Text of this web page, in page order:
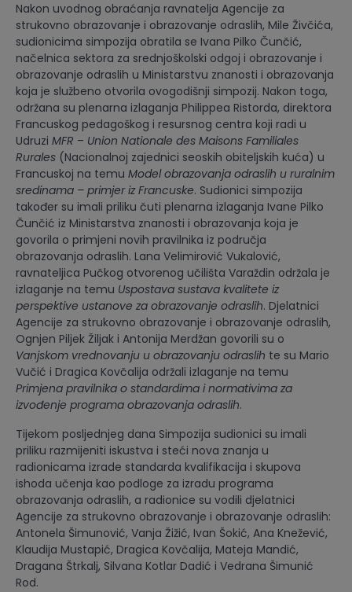
Nakon uvodnog obraćanja ravnatelja Agencije za
strukovno obrazovanje i obrazovanje odraslih, Mile Živčića,
sudionicima simpozija obratila se Ivana Pilko Čunčić,
načelnica sektora za srednjoškolski odgoj i obrazovanje i
obrazovanje odraslih u Ministarstvu znanosti i obrazovanja
koja je službeno otvorila ovogodišnji simpozij. Nakon toga,
održana su plenarna izlaganja Philippea Ristorda, direktora
Francuskog pedagoškog i resursnog centra koji radi u
Udruzi MFR – Union Nationale des Maisons Familiales
Rurales (Nacionalnoj zajednici seoskih obiteljskih kuća) u
Francuskoj na temu Model obrazovanja odraslih u ruralnim
sredinama – primjer iz Francuske. Sudionici simpozija
također su imali priliku čuti plenarna izlaganja Ivane Pilko
Čunčić iz Ministarstva znanosti i obrazovanja koja je
govorila o primjeni novih pravilnika iz područja
obrazovanja odraslih. Lana Velimirović Vukalović,
ravnateljica Pučkog otvorenog učilišta Varaždin održala je
izlaganje na temu Uspostava sustava kvalitete iz
perspektive ustanove za obrazovanje odraslih. Djelatnici
Agencije za strukovno obrazovanje i obrazovanje odraslih,
Ognjen Piljek Žiljak i Antonija Merdžan govorili su o
Vanjskom vrednovanju u obrazovanju odraslih te su Mario
Vučić i Dragica Kovčalija održali izlaganje na temu
Primjena pravilnika o standardima i normativima za
izvođenje programa obrazovanja odraslih.
Tijekom posljednjeg dana Simpozija sudionici su imali
priliku razmijeniti iskustva i steći nova znanja u
radionicama izrade standarda kvalifikacija i skupova
ishoda učenja kao podloge za izradu programa
obrazovanja odraslih, a radionice su vodili djelatnici
Agencije za strukovno obrazovanje i obrazovanje odraslih:
Antonela Šimunović, Vanja Žižić, Ivan Šokić, Ana Knežević,
Klaudija Mustapić, Dragica Kovčalija, Mateja Mandić,
Dragana Štrkalj, Silvana Kotlar Dadić i Vedrana Šimunić
Rod.